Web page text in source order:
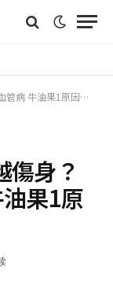
牛油果1原因上榜
傷身？
果1原